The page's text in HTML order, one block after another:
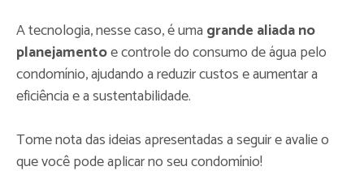
A tecnologia, nesse caso, é uma grande aliada no
planejamentoe controle do consumo de água pelo
condomínio, ajudando a reduzir custos e aumentar a
eficiência e a sustentabilidade.
Tome nota das ideias apresentadas a seguir e avalie o
que você pode aplicar no seu condomínio!